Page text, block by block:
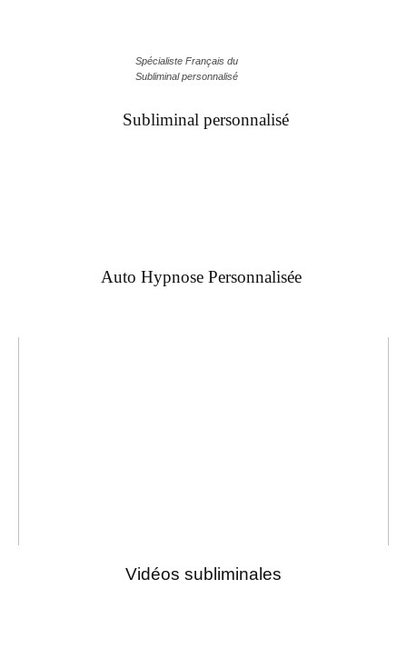
Spécialiste Français du
Subliminal personnalisé
Subliminal personnalisé
Auto Hypnose Personnalisée
Vidéos subliminales